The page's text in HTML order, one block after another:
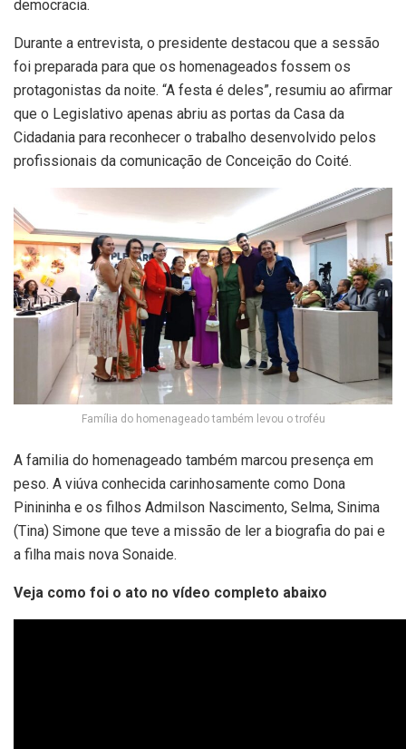
democracia.
Durante a entrevista, o presidente destacou que a sessão
foi preparada para que os homenageados fossem os
protagonistas da noite. “A festa é deles”, resumiu ao afirmar
que o Legislativo apenas abriu as portas da Casa da
Cidadania para reconhecer o trabalho desenvolvido pelos
profissionais da comunicação de Conceição do Coité.
Família do homenageado também levou o troféu
A familia do homenageado também marcou presença em
peso. A viúva conhecida carinhosamente como Dona
Pinininha e os filhos Admilson Nascimento, Selma, Sinima
(Tina) Simone que teve a missão de ler a biografia do pai e
a filha mais nova Sonaide.
Veja como foi o ato no vídeo completo abaixo